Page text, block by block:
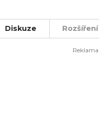
Diskuze Rozšíření